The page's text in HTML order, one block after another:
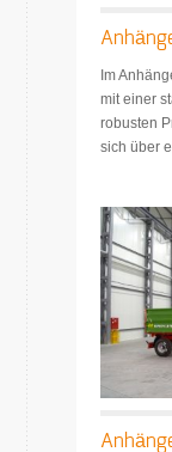
Im
mit einer
robusten
sich über